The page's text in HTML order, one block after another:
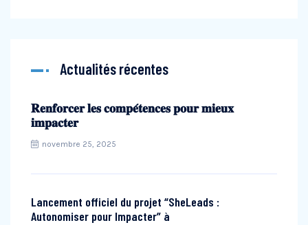
Actualités récentes
𝐑𝐞𝐧𝐟𝐨𝐫𝐜𝐞𝐫 𝐥𝐞𝐬 𝐜𝐨𝐦𝐩𝐞́𝐭𝐞𝐧𝐜𝐞𝐬 𝐩𝐨𝐮𝐫 𝐦𝐢𝐞𝐮𝐱
𝐢𝐦𝐩𝐚𝐜𝐭𝐞𝐫
novembre 25, 2025
Lancement officiel du projet “SheLeads :
Autonomiser pour Impacter” à